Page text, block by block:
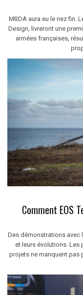
MBDA aura eu le nez fin.
Design, livreront une
armées françaises,
Comment EOS
Des démonstrations avec
et leurs évolutions. Les
projets ne manquent pas